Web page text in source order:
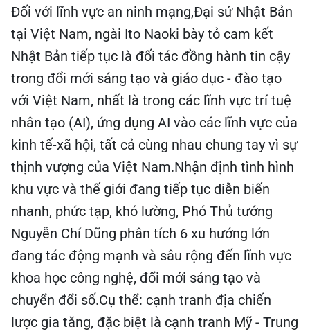
Đối với lĩnh vực an ninh mạng,Đại sứ Nhật Bản
tại Việt Nam, ngài Ito Naoki bày tỏ cam kết
Nhật Bản tiếp tục là đối tác đồng hành tin cậy
trong đổi mới sáng tạo và giáo dục - đào tạo
với Việt Nam, nhất là trong các lĩnh vực trí tuệ
nhân tạo (AI), ứng dụng AI vào các lĩnh vực của
kinh tế-xã hội, tất cả cùng nhau chung tay vì sự
thịnh vượng của Việt Nam.Nhận định tình hình
khu vực và thế giới đang tiếp tục diễn biến
nhanh, phức tạp, khó lường, Phó Thủ tướng
Nguyễn Chí Dũng phân tích 6 xu hướng lớn
đang tác động mạnh và sâu rộng đến lĩnh vực
khoa học công nghệ, đổi mới sáng tạo và
chuyển đổi số.Cụ thể: cạnh tranh địa chiến
lược gia tăng, đặc biệt là cạnh tranh Mỹ - Trung